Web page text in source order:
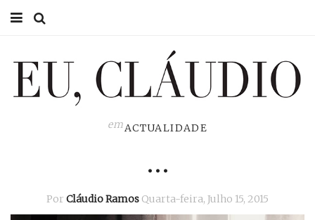
EU CLÁUDIO
ACTUALIDADE
emACTUALIDADE
…
Por Cláudio Ramos Quarta-feira, Julho 15, 2015